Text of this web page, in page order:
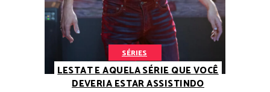
SÉRIES
LESTAT E AQUELA SÉRIE QUE VOCÊ
DEVERIA ESTAR ASSISTINDO